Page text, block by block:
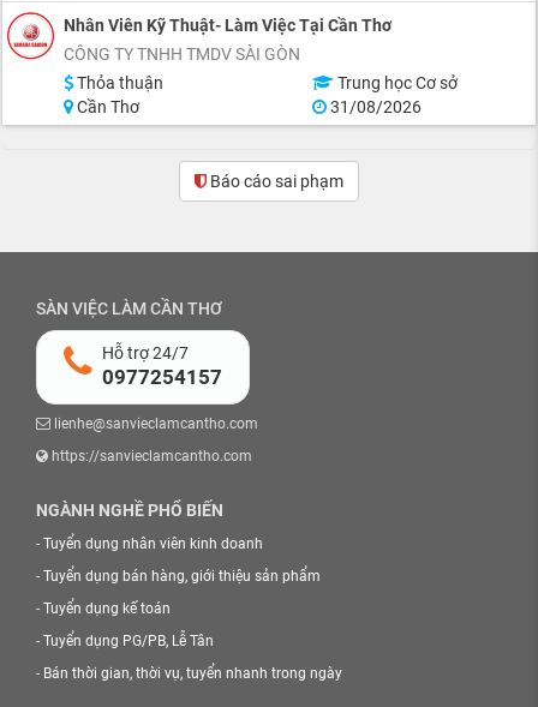
Nhân Viên Kỹ Thuật- Làm Việc Tại Cần Thơ
CÔNG TY TNHH TMDV SÀI GÒN
Thỏa thuận
Trung học Cơ sở
Cần Thơ
31/08/2026
Báo cáo sai phạm
SÀN VIỆC LÀM CẦN THƠ
Hỗ trợ 24/7
0977254157
lienhe@sanvieclamcantho.com
https://sanvieclamcantho.com
NGÀNH NGHỀ PHỔ BIẾN
- Tuyển dụng nhân viên kinh doanh
- Tuyển dụng bán hàng, giới thiệu sản phẩm
- Tuyển dụng kế toán
- Tuyển dụng PG/PB, Lễ Tân
- Bán thời gian, thời vụ, tuyển nhanh trong ngày